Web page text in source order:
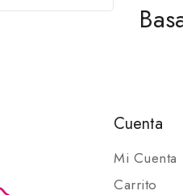
Cuenta
Mi Cuenta
Carrito